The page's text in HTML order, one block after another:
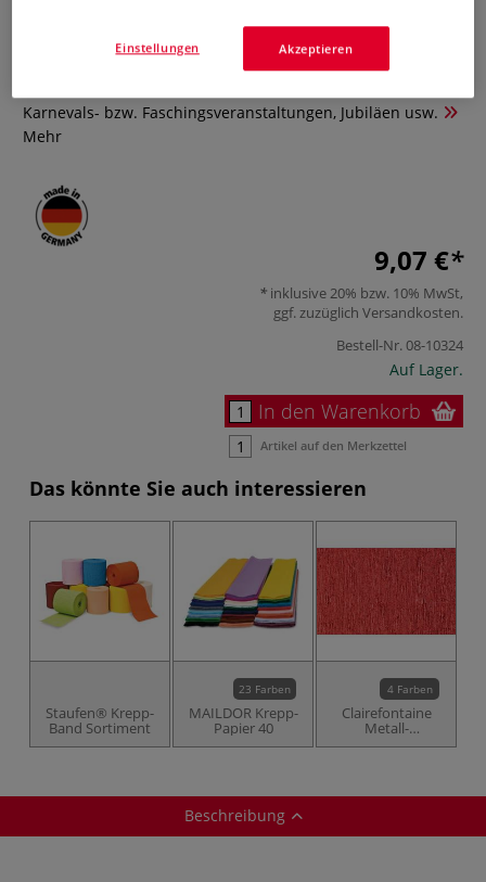
0 Bewertungen
Inhalt 10 Rollen in 10 Farben gemäß Abbildung, Rollen 5 cm
Karnevals- bzw. Faschingsveranstaltungen, Jubiläen usw.
Mehr
9,07 €
inklusive 20% bzw. 10% MwSt,
ggf. zuzüglich Versandkosten.
Bestell-Nr.08-10324
Auf Lager.
In den Warenkorb
Artikel auf den Merkzettel
Das könnte Sie auch interessieren
Staufen® Krepp-
Band Sortiment
23 Farben
MAILDOR Krepp-
Papier 40
4 Farben
Clairefontaine
Metall-
Krepppapier
Beschreibung
Akzeptieren
Einstellungen